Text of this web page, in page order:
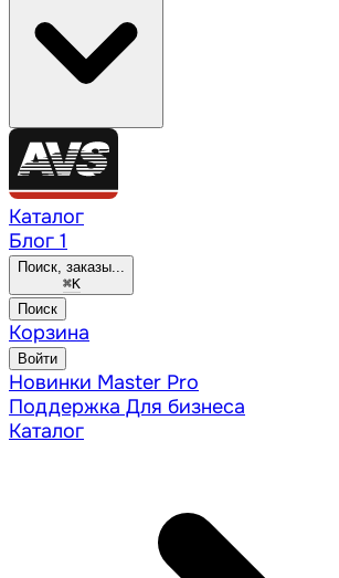
Каталог
Блог 1
Поиск, заказы...
⌘K
Поиск
Корзина
Войти
Новинки Master Pro
Поддержка Для бизнеса
Каталог